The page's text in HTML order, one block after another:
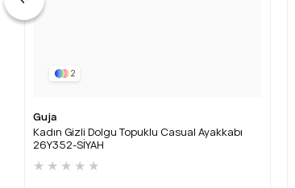
2
Guja
Kadın Gizli Dolgu Topuklu Casual Ayakkabı
26Y352-SİYAH
★ ★ ★ ★ ★